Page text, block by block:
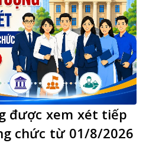
được xem xét tiếp
chức từ 01/8/2026